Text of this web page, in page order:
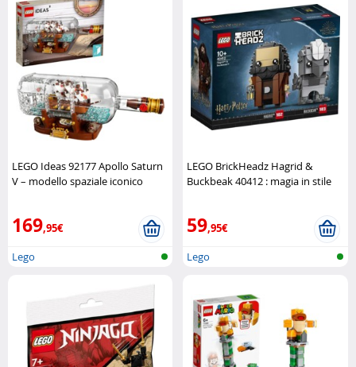
LEGO Ideas 92177 Apollo Saturn
V – modello spaziale iconico
169,95€
Lego
LEGO BrickHeadz Hagrid &
Buckbeak 40412 : magia in stile
59,95€
Lego